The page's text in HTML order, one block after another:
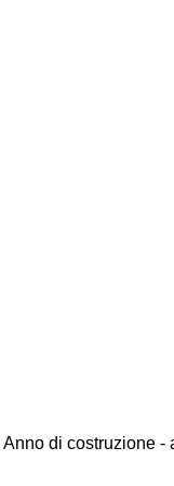
Anno di costruzione -